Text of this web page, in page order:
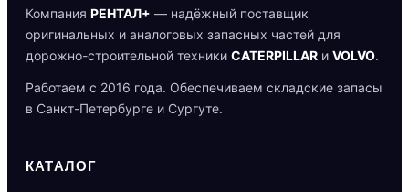
Компания РЕНТАЛ+ — надёжный поставщик
оригинальных и аналоговых запасных частей для
дорожно-строительной техники CATERPILLAR и VOLVO.
Работаем с 2016 года. Обеспечиваем складские запасы
в Санкт-Петербурге и Сургуте.
КАТАЛОГ